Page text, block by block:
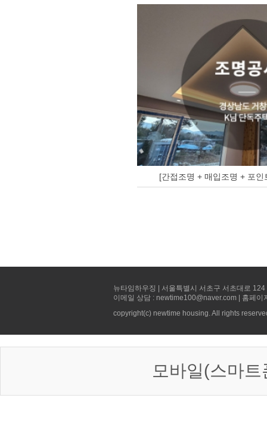
[간접조명 + 매입조명 + 포
뉴타임하우징 | 서울특별시 서초구 서초대로
이메일 상담 : newtime100@naver.com | 홈페
copyright(c) newtime housing. All rights
모바일(스마